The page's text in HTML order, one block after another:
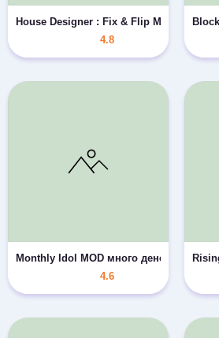
House Designer : Fix & Flip MOD много
4.8
Monthly Idol MOD много денег
4.6